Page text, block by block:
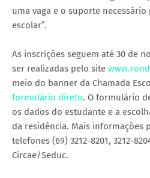
uma vaga e o suporte
escolar”.
As inscrições seguem até 30 de
ser realizadas pelo site
meio do banner da Chamada
formulário direto. O formulário
os dados do estudante e a
da residência. Mais informações
telefones (69) 3212-8201, 3212-
Circae/Seduc.